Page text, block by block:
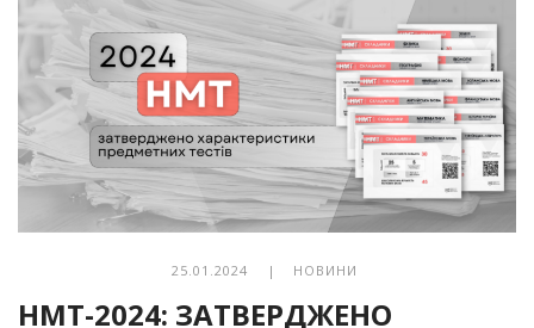
25.01.2024 | НОВИНИ
НМТ-2024: ЗАТВЕРДЖЕНО